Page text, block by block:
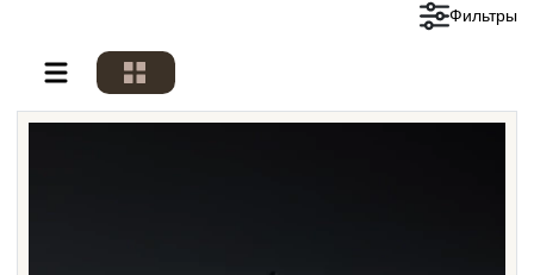
Фильтры
Разделы
Направление
Next page